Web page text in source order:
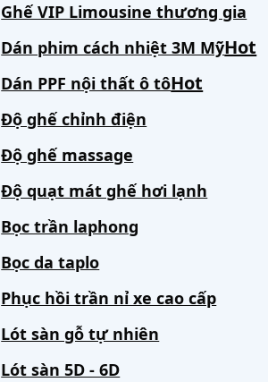
Ghế VIP Limousine thương gia
Dán phim cách nhiệt 3M Mỹ
Dán PPF nội thất ô tô
Độ ghế chỉnh điện
Độ ghế massage
Độ quạt mát ghế hơi lạnh
Bọc trần laphong
Bọc da taplo
Phục hồi trần nỉ xe cao cấp
Lót sàn gỗ tự nhiên
Lót sàn 5D - 6D